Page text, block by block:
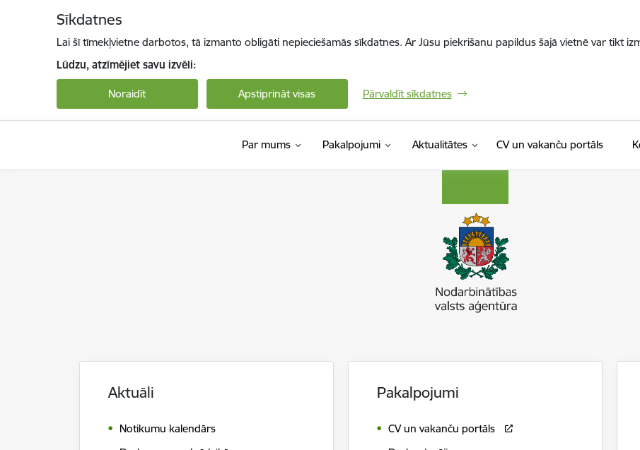
Sīkdatnes
Lai šī tīmekļvietne darbotos, tā izmanto obligāti nepieciešamās sīkdatnes. Ar Jūsu piekrišanu papildus šajā vietnē var tikt
Lūdzu, atzīmējiet savu izvēli:
Noraidīt Apstiprināt visas Pārvaldīt sīkdatnes
Par mums Pakalpojumi Aktualitātes CV un vakanču portāls(Ārējā
Aktuāli
Notikumu kalendār s
Pakalpojumi
CV un vakanču portāls